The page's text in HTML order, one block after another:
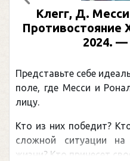
Клегг, Д.
Противостояние
2024. —
Представьте себе
поле, где Месси и
лицу.
Кто из них победит?
сложной ситуации
жизни? Кто принесет
Предыдущий